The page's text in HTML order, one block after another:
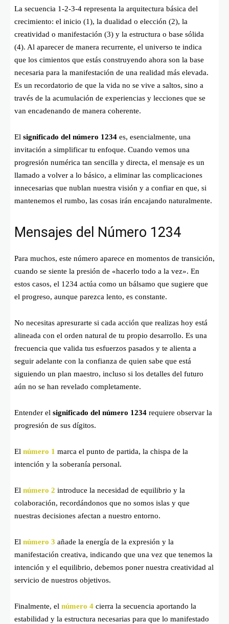
La secuencia 1-2-3-4 representa la arquitectura básica del
crecimiento: el inicio (1), la dualidad o elección (2), la
creatividad o manifestación (3) y la estructura o base sólida
(4). Al aparecer de manera recurrente, el universo te indica
que los cimientos que estás construyendo ahora son la base
necesaria para la manifestación de una realidad más elevada.
Es un recordatorio de que la vida no se vive a saltos, sino a
través de la acumulación de experiencias y lecciones que se
van encadenando de manera coherente.
El significado del número 1234 es, esencialmente, una
invitación a simplificar tu enfoque. Cuando vemos una
progresión numérica tan sencilla y directa, el mensaje es un
llamado a volver a lo básico, a eliminar las complicaciones
innecesarias que nublan nuestra visión y a confiar en que, si
mantenemos el rumbo, las cosas irán encajando naturalmente.
Mensajes del Número 1234
Para muchos, este número aparece en momentos de transición,
cuando se siente la presión de «hacerlo todo a la vez». En
estos casos, el 1234 actúa como un bálsamo que sugiere que
el progreso, aunque parezca lento, es constante.
No necesitas apresurarte si cada acción que realizas hoy está
alineada con el orden natural de tu propio desarrollo. Es una
frecuencia que valida tus esfuerzos pasados y te alienta a
seguir adelante con la confianza de quien sabe que está
siguiendo un plan maestro, incluso si los detalles del futuro
aún no se han revelado completamente.
Entender el significado del número 1234 requiere observar la
progresión de sus dígitos.
El número 1 marca el punto de partida, la chispa de la
intención y la soberanía personal.
El número 2 introduce la necesidad de equilibrio y la
colaboración, recordándonos que no somos islas y que
nuestras decisiones afectan a nuestro entorno.
El número 3 añade la energía de la expresión y la
manifestación creativa, indicando que una vez que tenemos la
intención y el equilibrio, debemos poner nuestra creatividad al
servicio de nuestros objetivos.
Finalmente, el número 4 cierra la secuencia aportando la
estabilidad y la estructura necesarias para que lo manifestado